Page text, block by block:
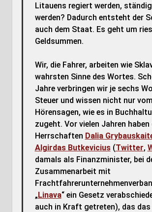
Litauens regiert werden,
werden? Dadurch entsteht der
auch dem Staat. Es geht um
Geldsummen.
Wir, die Fahrer, arbeiten wie
wahrsten Sinne des Wortes.
Jahre verbringen wir je sechs
Steuer und wissen nicht nur vom
Hörensagen, wie es in
zugeht. Vor vielen Jahren haben
Herrschaften Dalia
Algirdas Butkevicius(Twitter,
damals als Finanzminister, bei
Zusammenarbeit mit
„Linava“ ein Gesetz
auch in Kraft getreten), das das